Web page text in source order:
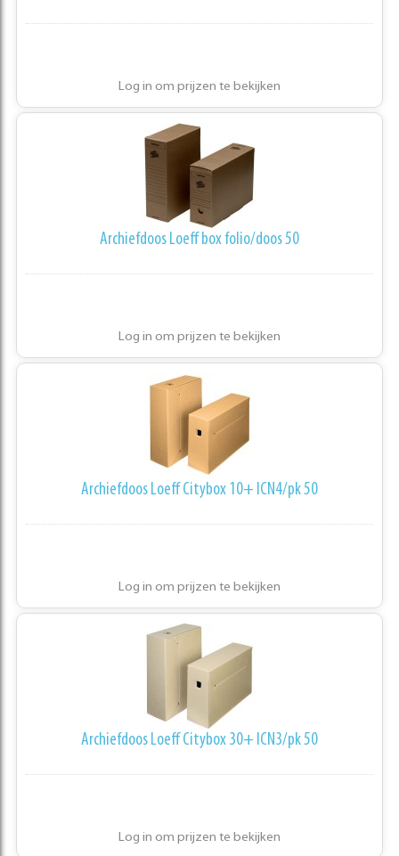
Log in om prijzen te bekijken
Archiefdoos Loeff box folio/doos 50
Log in om prijzen te bekijken
Archiefdoos Loeff Citybox 10+ ICN4/pk 50
Log in om prijzen te bekijken
Archiefdoos Loeff Citybox 30+ ICN3/pk 50
Log in om prijzen te bekijken